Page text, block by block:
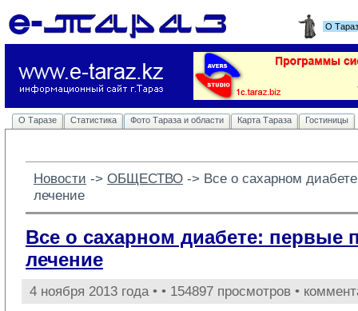
О
О Таразе Статистика Фото Тараза и области Карта Тараза Гостиницы
Новости -> ОБЩЕСТВО -> Все о сахарном
лечение
Все о сахарном диабете: первые
лечение
4 ноября 2013 года • • 154897 просмотров •